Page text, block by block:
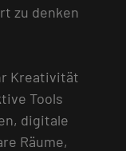
zu denken
Kreativität
Tools
digitale
Räume,